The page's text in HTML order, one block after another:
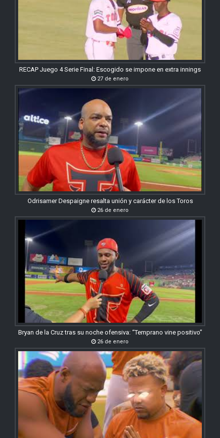
RECAP Juego 4 Serie Final: Escogido se impone en extra innings
27 de enero
Odrisamer Despaigne resalta unión y carácter de los Toros
26 de enero
Bryan de la Cruz tras su noche ofensiva: “Temprano vine positivo”
26 de enero